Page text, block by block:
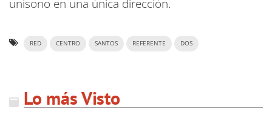
unísono en una única dirección.
RED CENTRO SANTOS REFERENTE DOS
Lo más Visto